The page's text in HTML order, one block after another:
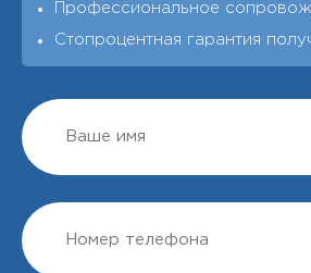
Профессиональное
Стопроцентная гарантия